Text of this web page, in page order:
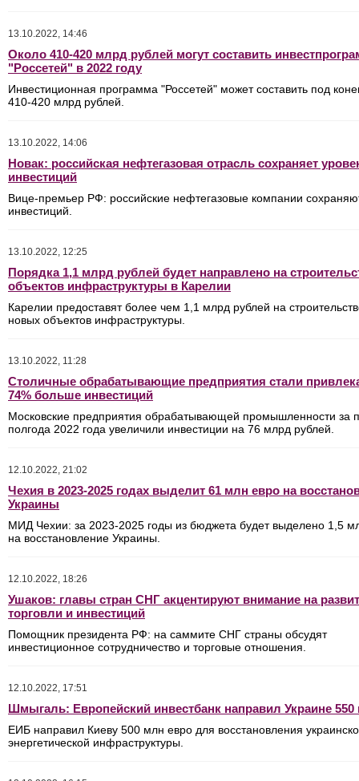
13.10.2022, 14:46
Около 410-420 млрд рублей могут составить
"Россетей" в 2022 году
Инвестиционная программа "Россетей" может составить под
410-420 млрд рублей.
13.10.2022, 14:06
Новак: российская нефтегазовая отрасль сохраняет
инвестиций
Вице-премьер РФ: российские нефтегазовые компании
инвестиций.
13.10.2022, 12:25
Порядка 1,1 млрд рублей будет направлено на
объектов инфраструктуры в Карелии
Карелии предоставят более чем 1,1 млрд рублей на
новых объектов инфраструктуры.
13.10.2022, 11:28
Столичные обрабатывающие предприятия стали
74% больше инвестиций
Московские предприятия обрабатывающей промышленности за
полгода 2022 года увеличили инвестиции на 76 млрд рублей.
12.10.2022, 21:02
Чехия в 2023-2025 годах выделит 61 млн евро на
Украины
МИД Чехии: за 2023-2025 годы из бюджета будет выделено 1,5
на восстановление Украины.
12.10.2022, 18:26
Ушаков: главы стран СНГ акцентируют внимание на
торговли и инвестиций
Помощник президента РФ: на саммите СНГ страны обсудят
инвестиционное сотрудничество и торговые отношения.
12.10.2022, 17:51
Шмыгаль: Европейский инвестбанк направил Украине
ЕИБ направил Киеву 500 млн евро для восстановления
энергетической инфраструктуры.